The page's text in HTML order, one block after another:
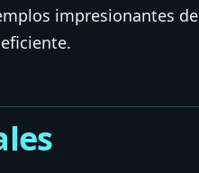
impresionantes de